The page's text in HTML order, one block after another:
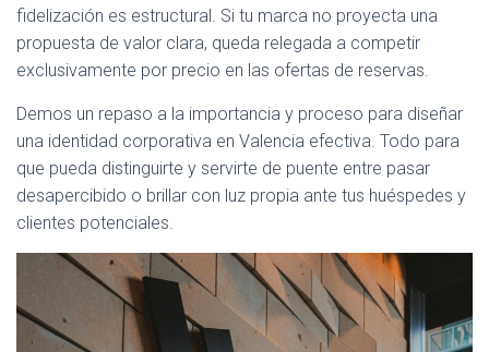
fidelización es estructural. Si tu marca no proyecta una
propuesta de valor clara, queda relegada a competir
exclusivamente por precio en las ofertas de reservas.
Demos un repaso a la importancia y proceso para diseñar
una identidad corporativa en Valencia efectiva. Todo para
que pueda distinguirte y servirte de puente entre pasar
desapercibido o brillar con luz propia ante tus huéspedes y
clientes potenciales.